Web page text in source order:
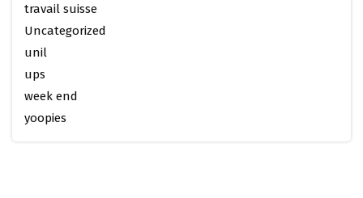
travail suisse
Uncategorized
unil
ups
week end
yoopies